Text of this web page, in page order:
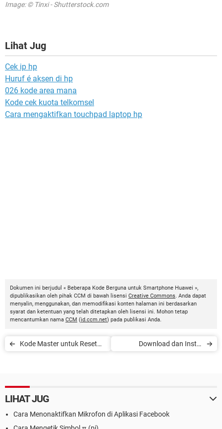
Image: © Tinxi - Shutterstock.com
Lihat Jug
Cek ip hp
Huruf é aksen di hp
026 kode area mana
Kode cek kuota telkomsel
Cara mengaktifkan touchpad laptop hp
Dokumen ini berjudul « Beberapa Kode Berguna untuk Smartphone Huawei »,
dipublikasikan oleh pihak CCM di bawah lisensi Creative Commons. Anda dapat
menyalin, menggunakan, dan memodifikasi konten halaman ini berdasarkan
syarat dan ketentuan yang telah ditetapkan oleh lisensi ini. Mohon tetap
mencantumkan nama CCM (id.ccm.net) pada publikasi Anda.
Kode Master untuk Reset
Download dan Instal
LIHAT JUG
Cara Menonaktifkan Mikrofon di Aplikasi Facebook